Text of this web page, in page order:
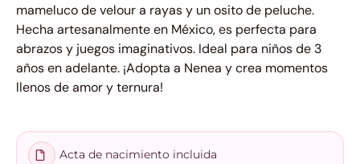
mameluco de velour a rayas y un osito de peluche.
Hecha artesanalmente en México, es perfecta para
abrazos y juegos imaginativos. Ideal para niños de 3
años en adelante. ¡Adopta a Nenea y crea momentos
llenos de amor y ternura!
Acta de nacimiento incluida